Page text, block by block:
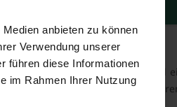
anbieten zu können
Verwendung unserer
führen diese Informationen
im Rahmen Ihrer Nutzung
zahlreiche, ausgewählte
Wenn über unser Portal
Vergütung, mit der wir